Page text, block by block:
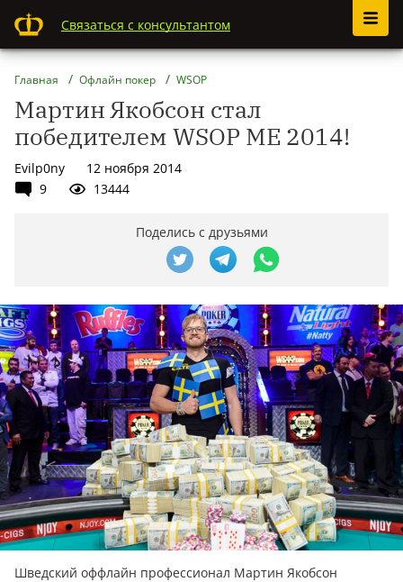
Связаться с консультантом
Главная Офлайн покер WSOP
Мартин Якобсон стал
победителем WSOP ME 2014!
Evilp0ny
12 ноября 2014
9
13444
Поделись с друзьями
Шведский оффлайн профессионал Мартин Якобсон